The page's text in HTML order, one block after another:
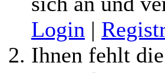
Sie sind nicht
sich an und
Login |